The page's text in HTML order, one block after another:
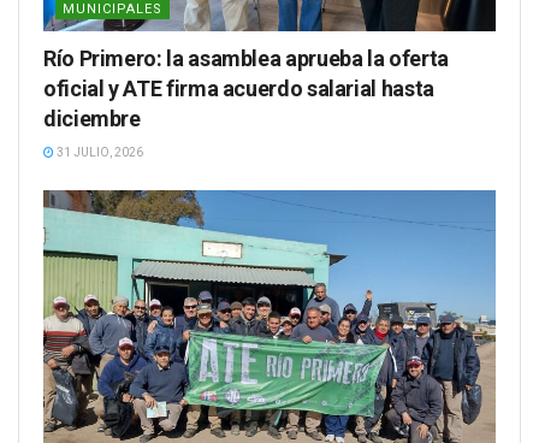
MUNICIPALES
Río Primero: la asamblea aprueba la oferta
oficial y ATE firma acuerdo salarial hasta
diciembre
31 JULIO, 2026